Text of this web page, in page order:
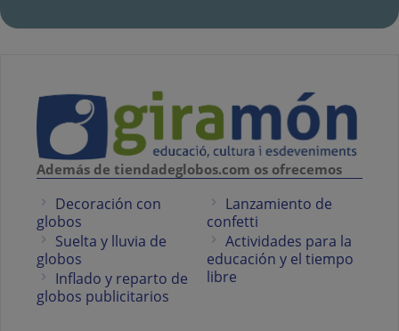
Además de tiendadeglobos.com os ofrecemos
Decoración con
globos
Suelta y lluvia de
globos
Inflado y reparto de
globos publicitarios
Lanzamiento de
confetti
Actividades para la
educación y el tiempo
libre